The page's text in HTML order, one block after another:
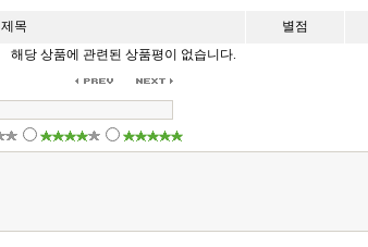
제목
별점
해당 상품에 관련된 상품평이 없습니다.